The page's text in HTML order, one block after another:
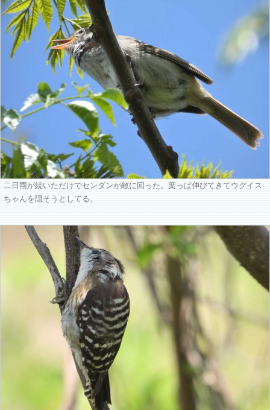
二日雨が続いただけでセンダンが敵に回った。葉っぱ伸びてきてウグイス
ちゃんを隠そうとしてる。